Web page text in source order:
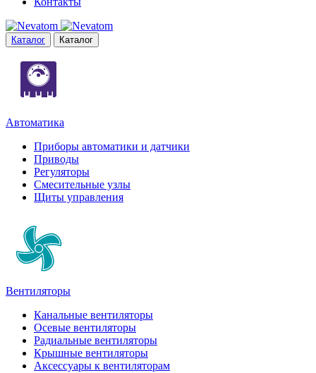
Каталог Каталог
Автоматика
Приборы автоматики и датчики
Приводы
Регуляторы
Смесительные узлы
Щиты управления
Вентиляторы
Канальные вентиляторы
Осевые вентиляторы
Радиальные вентиляторы
Крышные вентиляторы
Аксессуары к вентиляторам